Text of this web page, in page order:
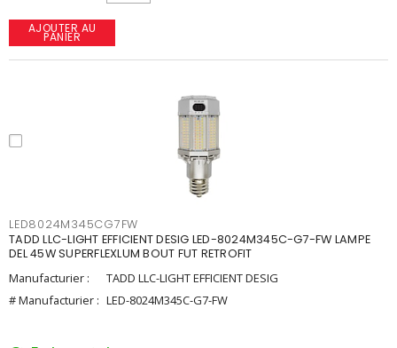
AJOUTER AU
PANIER
LED8024M345CG7FW
TADD LLC-LIGHT EFFICIENT DESIG LED-8024M345C-G7-FW LAMPE
DEL 45W SUPERFLEXLUM BOUT FUT RETROFIT
Manufacturier :
TADD LLC-LIGHT EFFICIENT DESIG
# Manufacturier : LED-8024M345C-G7-FW